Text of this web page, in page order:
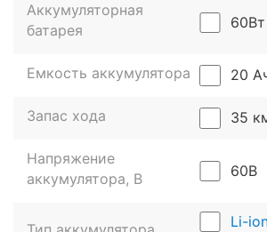
обеспечивает прочность
Трехколесная компоновка
ценно для начинающих водителей
Аккумуляторная
батарея
Емкость аккумулятора 20
Запас хода 35
Напряжение
аккумулятора, В
60В
Li-